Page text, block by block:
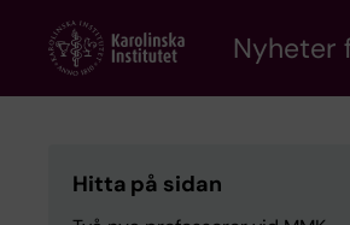
content
Nyheter
Hitta på sidan